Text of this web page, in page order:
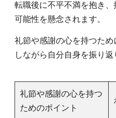
転職後に不平不満を抱き
可能性を懸念されます。
礼節や感謝の心を持つた
しながら自分自身を振り返
礼節や感謝の心を持つ
ためのポイント